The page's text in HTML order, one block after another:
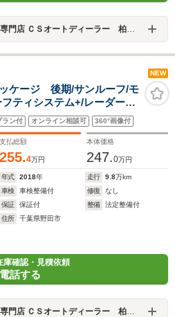
オートディーラー 柏インター店 中古車専門店
NEW
ケージ 後期/サンルーフ/モ
ティシステム+/レーダーク
ランスソナー/BSM/冷暖房
/SDナビ/Bluetooth/バック
AW
ラン付 オンライン相談可 360°画像付
支払総額
255.4万円
本体価格
247.0万円
年式 2018年 走行 9.8万km
車検
車検整備付 修復
なし
保証
保証付 整備
法定整備付
住所
千葉県野田市
庫確認・見積依頼
電話する
オートディーラー 柏インター店 中古車専門店